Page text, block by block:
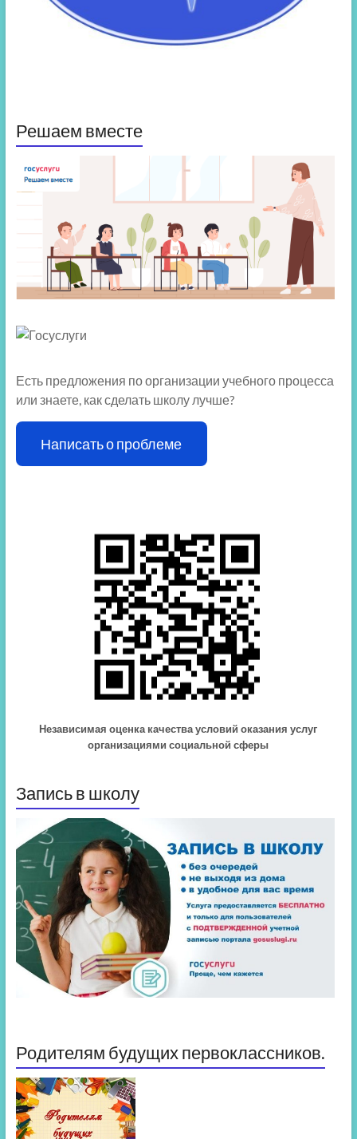
Решаем вместе
Есть предложения по организации учебного процесса
или знаете, как сделать школу лучше?
Написать о проблеме
Независимая оценка качества условий оказания услуг
организациями социальной сферы
Запись в школу
Родителям будущих первоклассников.